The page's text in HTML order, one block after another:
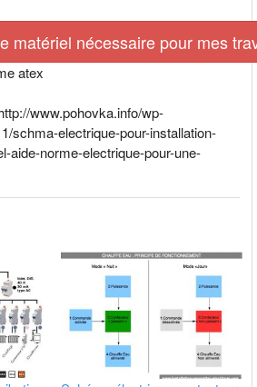
matériel nécessaire pour mes
atex
www.pohovka.info/wp-
schma-electrique-pour-installation-
aide-norme-electrique-pour-une-